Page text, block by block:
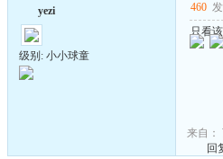
yezi
级别: 小小球童
460
只看
来自：
回